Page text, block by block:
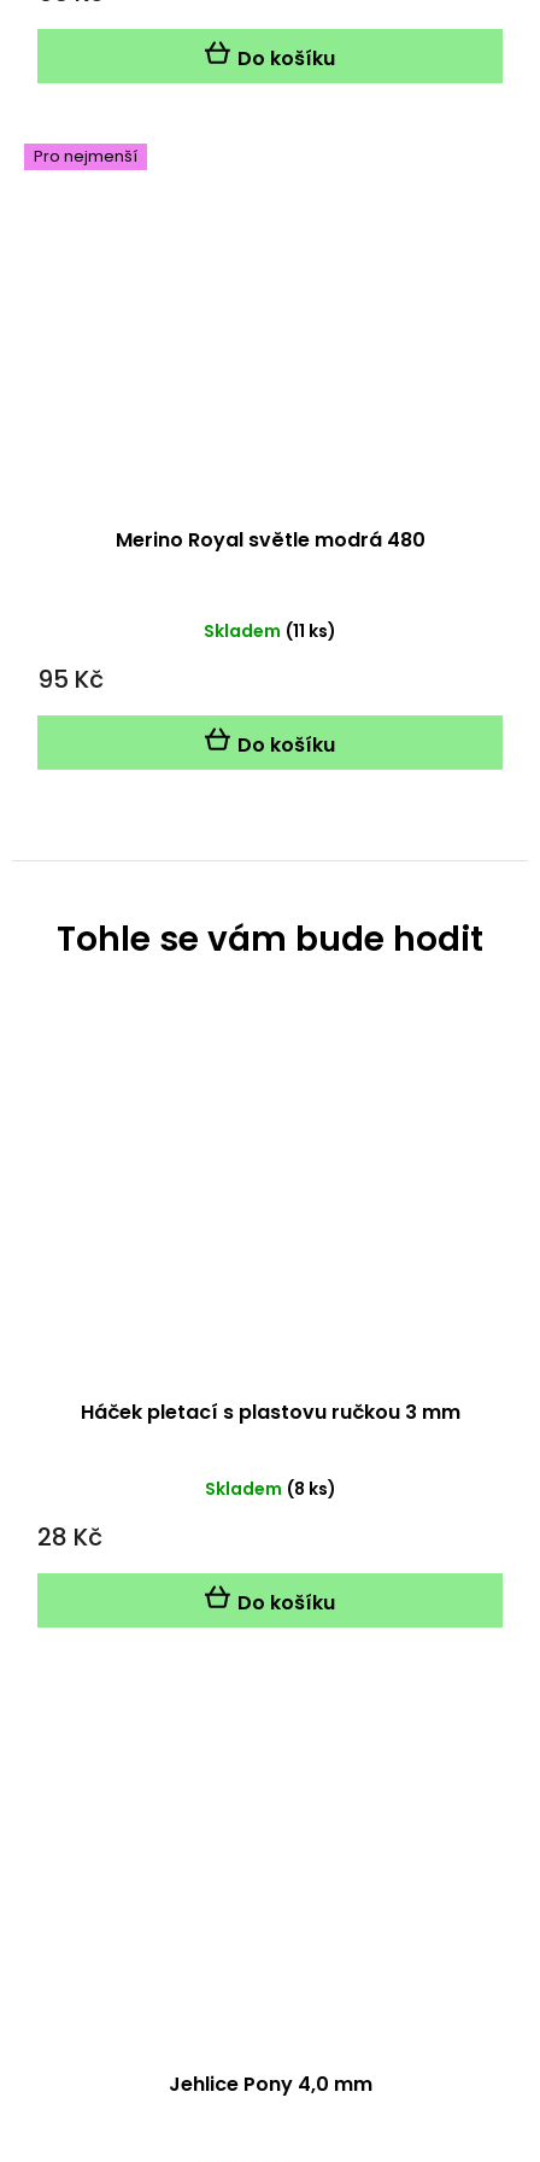
Háček pletací s plastovu ručkou 3 mm
Průměrné
5,0
z
5
Skladem (8 ks)
28 Kč
Do košíku
Jehlice Pony 4,0 mm
Do košíku
Pro nejmenší
Merino Royal světle modrá 480
Skladem (11 ks)
95 Kč
Do košíku